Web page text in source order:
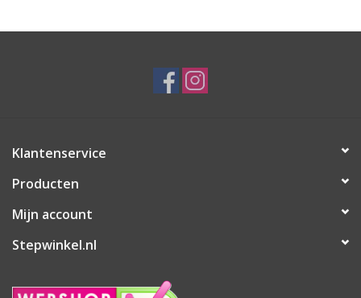
Klantenservice
Producten
Mijn account
Stepwinkel.nl